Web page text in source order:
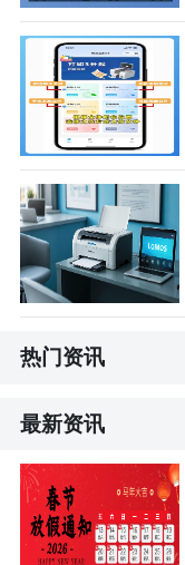
热门资讯
最新资讯